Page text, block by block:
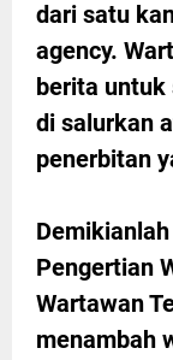
dari satu
agency.
berita untuk
di salurkan
penerbitan
Pengertian
Wartawan
menambah